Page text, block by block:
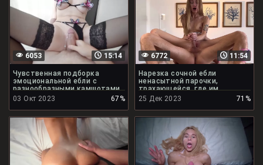
15:14
6053
Чувственная подборка
эмоциональной ебли с
разнообразными камшотами
03 Окт 2023
67%
11:54
6772
Нарезка сочной ебли
ненасытной парочки,
трахающейся, где им
захочется
25 Дек 2023 71%